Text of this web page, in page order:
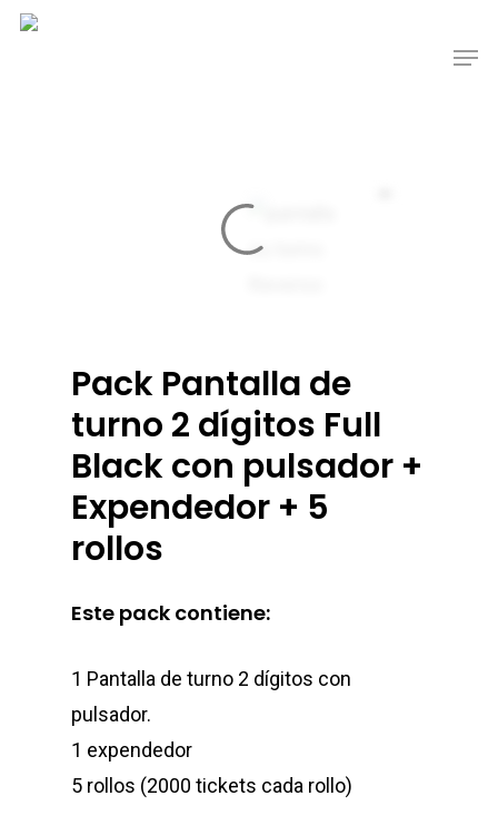
Pack Pantalla de
turno 2 dígitos Full
Black con pulsador +
Expendedor + 5
rollos
Este pack contiene:
1 Pantalla de turno 2 dígitos con
pulsador.
1 expendedor
5 rollos (2000 tickets cada rollo)